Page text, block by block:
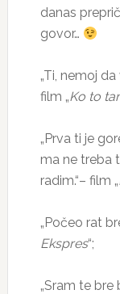
danas
govor…
„Ti, nemoj
film „Ko to
„Prva ti je
ma ne treba
radim.“– film „
„Počeo rat
Ekspres“;
„Sram te bre